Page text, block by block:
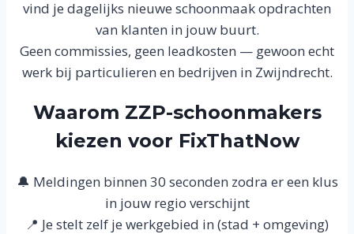
vind je dagelijks nieuwe schoonmaak opdrachten
van klanten in jouw buurt.
Geen commissies, geen leadkosten — gewoon echt
werk bij particulieren en bedrijven in Zwijndrecht.
Waarom ZZP-schoonmakers
kiezen voor FixThatNow
🔔 Meldingen binnen 30 seconden zodra er een klus
in jouw regio verschijnt
📍 Je stelt zelf je werkgebied in (stad + omgeving)